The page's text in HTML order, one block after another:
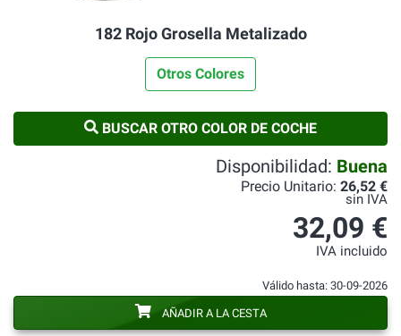
182 Rojo Grosella Metalizado
Otros Colores
BUSCAR OTRO COLOR DE COCHE
Disponibilidad: Buena
Precio Unitario: 26,52 €
sin IVA
32,09 €
IVA incluido
Válido hasta: 30-09-2026
AÑADIR A LA CESTA